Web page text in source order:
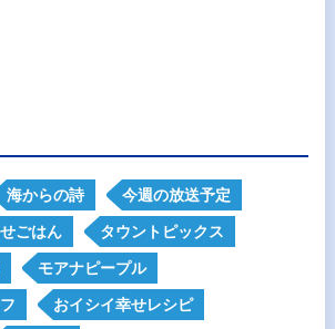
海からの詩 今週の放送予定
ごはん タウントピックス
モアナピープル
おイシイ幸せレシピ